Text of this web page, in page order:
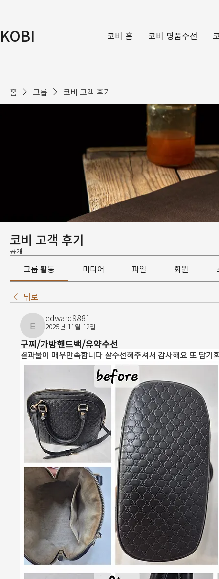
KOBI 코비 홈 코비 명품수선
홈 그룹 코비 고객 후기
코비 고객 후기
공개
그룹 활동 미디어 파일 회원
뒤로
edward9881
edward9881
2025년 11월 12일
구찌/가방핸드백/유약수선
결과물이 매우만족합니다 잘수선해주셔서 감사해요 또 담기